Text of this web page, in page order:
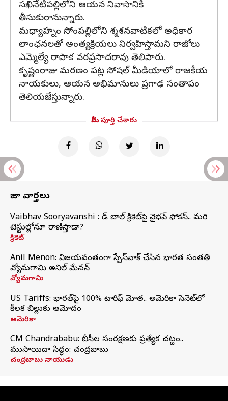
సఖినేటిపల్లిలోని ఆయన నివాసానికి
తీసుకురానున్నారు.
మధ్యాహ్నం సోంపల్లిలోని శ్మశనవాటికలో అధికార
లాంఛనలతో అంత్యక్రియలు నిర్వహిస్తామని రాజోలు
ఎమ్మెల్యే రాపాక వరప్రసాదరావు తెలిపారు.
కృష్ణంరాజు మరణం పట్ల సోషల్‌ మీడియాలో రాజకీయ
నాయకులు, ఆయన అభిమానులు ప్రగాఢ సంతాపం
తెలియజేస్తున్నారు.
మీరు పూర్తి చేశారు
తాజా వార్తలు
Vaibhav Sooryavanshi : రెడ్ బాల్ క్రికెట్‌పై వైభవ్ ఫోకస్.. మరి
టెస్టుల్లోనూ రాణిస్తాడా?
క్రికెట్
Anil Menon: విజయవంతంగా స్పేస్‌వాక్‌ చేసిన భారత సంతతి
వ్యోమగామి అనిల్‌ మేనన్
వ్యోమగామి
US Tariffs: భారత్‌పై 100% టారిఫ్‌ మోత.. అమెరికా సెనెట్‌లో
కీలక బిల్లుకు ఆమోదం
అమెరికా
CM Chandrababu: బీసీల సంరక్షణకు ప్రత్యేక చట్టం..
ముసాయిదా సిద్ధం: చంద్రబాబు
చంద్రబాబు నాయుడు